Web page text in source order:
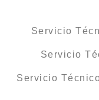
Servicio
Servicio
Servicio